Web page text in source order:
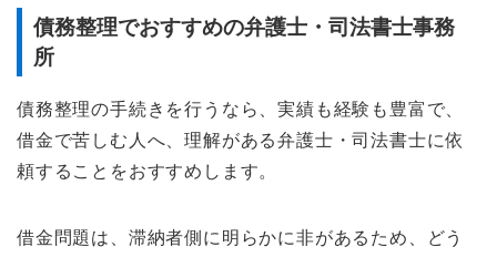
債務整理でおすすめの弁護士・司法書士事務
所
債務整理の手続きを行うなら、実績も経験も豊富で、
借金で苦しむ人へ、理解がある弁護士・司法書士に依
頼することをおすすめします。
借金問題は、滞納者側に明らかに非があるため、どう